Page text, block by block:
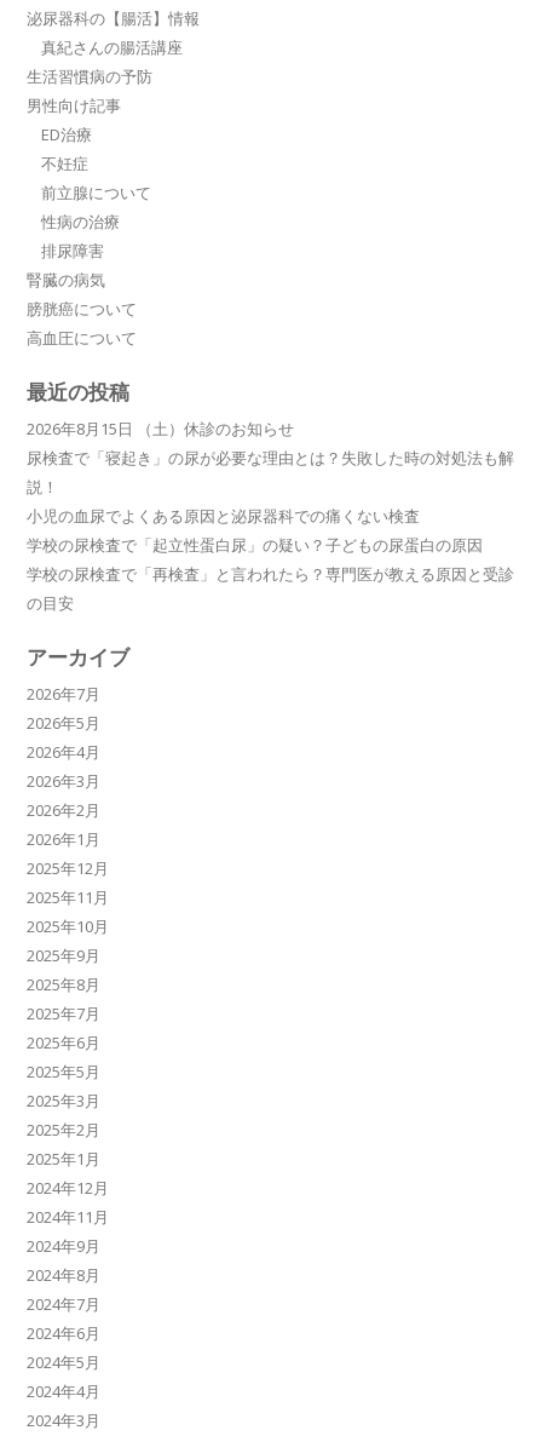
泌尿器科の【腸活】情報
真紀さんの腸活講座
生活習慣病の予防
男性向け記事
ED治療
不妊症
前立腺について
性病の治療
排尿障害
腎臓の病気
膀胱癌について
高血圧について
最近の投稿
2026年8月15日 （土）休診のお知らせ
尿検査で「寝起き」の尿が必要な理由とは？失敗した時の対処法も解
説！
小児の血尿でよくある原因と泌尿器科での痛くない検査
学校の尿検査で「起立性蛋白尿」の疑い？子どもの尿蛋白の原因
学校の尿検査で「再検査」と言われたら？専門医が教える原因と受診
の目安
アーカイブ
2026年7月
2026年5月
2026年4月
2026年3月
2026年2月
2026年1月
2025年12月
2025年11月
2025年10月
2025年9月
2025年8月
2025年7月
2025年6月
2025年5月
2025年3月
2025年2月
2025年1月
2024年12月
2024年11月
2024年9月
2024年8月
2024年7月
2024年6月
2024年5月
2024年4月
2024年3月